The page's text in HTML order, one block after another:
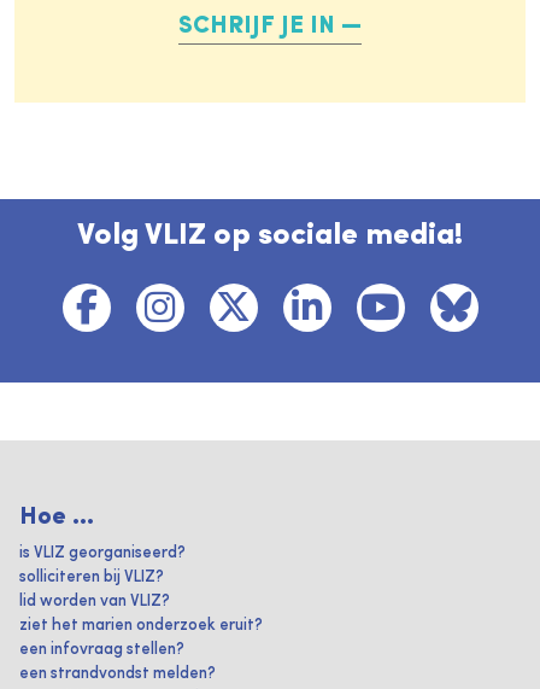
SCHRIJF JE IN
Volg VLIZ op sociale media!
Hoe ...
is VLIZ georganiseerd?
solliciteren bij VLIZ?
lid worden van VLIZ?
ziet het marien onderzoek eruit?
een infovraag stellen?
een strandvondst melden?